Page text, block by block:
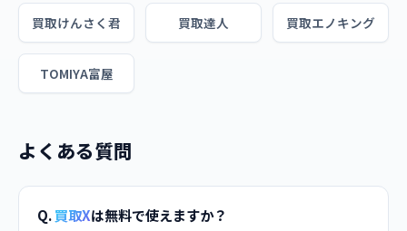
買取けんさく君 買取達人 買取エノキング
TOMIYA富屋
よくある質問
Q.買取Xは無料で使えますか？